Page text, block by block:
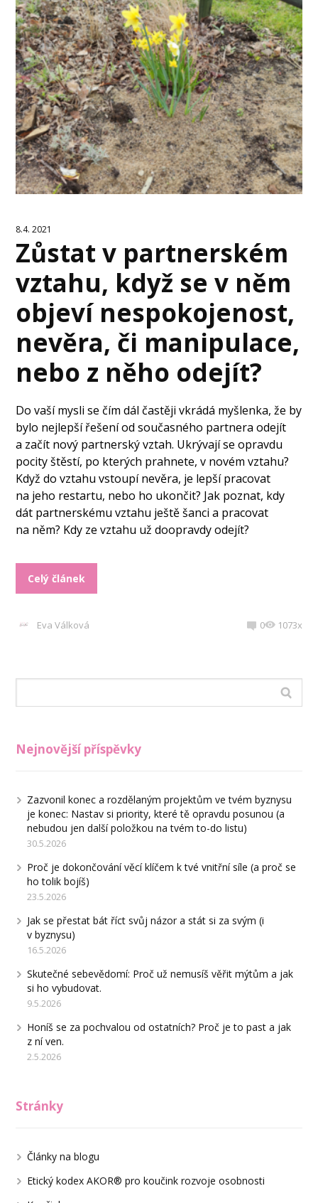
8.4. 2021
Zůstat v partnerském
vztahu, když se v něm
objeví nespokojenost,
nevěra, či manipulace,
nebo z něho odejít?
Do vaší mysli se čím dál častěji vkrádá myšlenka, že by
bylo nejlepší řešení od současného partnera odejít
a začít nový partnerský vztah. Ukrývají se opravdu
pocity štěstí, po kterých prahnete, v novém vztahu?
Když do vztahu vstoupí nevěra, je lepší pracovat
na jeho restartu, nebo ho ukončit? Jak poznat, kdy
dát partnerskému vztahu ještě šanci a pracovat
na něm? Kdy ze vztahu už doopravdy odejít?
Celý článek
Eva Válková 0 1073x
Nejnovější příspěvky
Zazvonil konec a rozdělaným projektům ve tvém byznysu
je konec: Nastav si priority, které tě opravdu posunou (a
nebudou jen další položkou na tvém to-do listu)
30.5.2026
Proč je dokončování věcí klíčem k tvé vnitřní síle (a proč se
ho tolik bojíš)
23.5.2026
Jak se přestat bát říct svůj názor a stát si za svým (i
v byznysu)
16.5.2026
Skutečné sebevědomí: Proč už nemusíš věřit mýtům a jak
si ho vybudovat.
9.5.2026
Honíš se za pochvalou od ostatních? Proč je to past a jak
z ní ven.
2.5.2026
Stránky
Články na blogu
Etický kodex AKOR® pro koučink rozvoje osobnosti